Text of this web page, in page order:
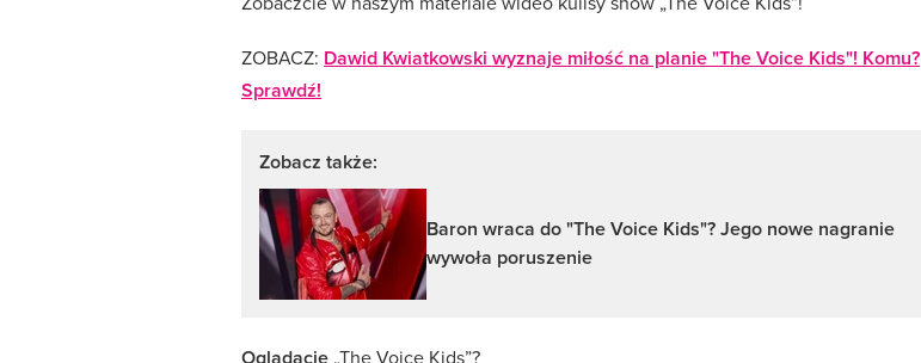
ZOBACZ: Dawid Kwiatkowski wyznaje miłość na planie "The Voice Kids"! Komu?
Sprawdź!
Zobacz także:
Baron wraca do "The Voice Kids"? Jego nowe nagranie
wywoła poruszenie
Oglądacie „The Voice Kids”?